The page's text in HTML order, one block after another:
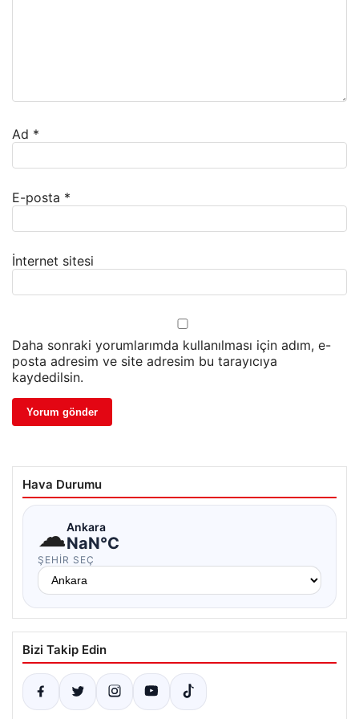
Ad *
E-posta *
İnternet sitesi
Daha sonraki yorumlarımda kullanılması için adım, e-
posta adresim ve site adresim bu tarayıcıya
kaydedilsin.
Hava Durumu
☁Ankara
NaN°C
ŞEHIR SEÇ
Bizi Takip Edin